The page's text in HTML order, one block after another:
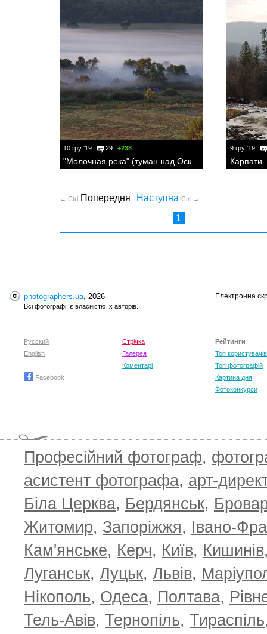
10 гру '19 29 +238
"Молочная река" (туман над Осколом)
9 гру '19
Карпати
← Ctrl Попередня Наступна Ctrl →
1
photographers.ua, 2026
Всі фотографії є власністю їх авторів.
Електронна
Русский
English
Facebook
Стрічка
Галерея
Коментарі
Рейтинги
Топ користувачів
Топ фотографій
Картина дня
Фотоконкурси
Професійний фотограф,
асистент фотографа, арт-
Біла Церква, Бердянськ,
Житомир, Запоріжжя, Івано-
Кам'янське, Керч, Київ, Кишинів
Луганськ, Луцьк, Львів,
Нікополь, Одеса, Полтава,
Тель-Авів, Тернопіль, Тираспіль